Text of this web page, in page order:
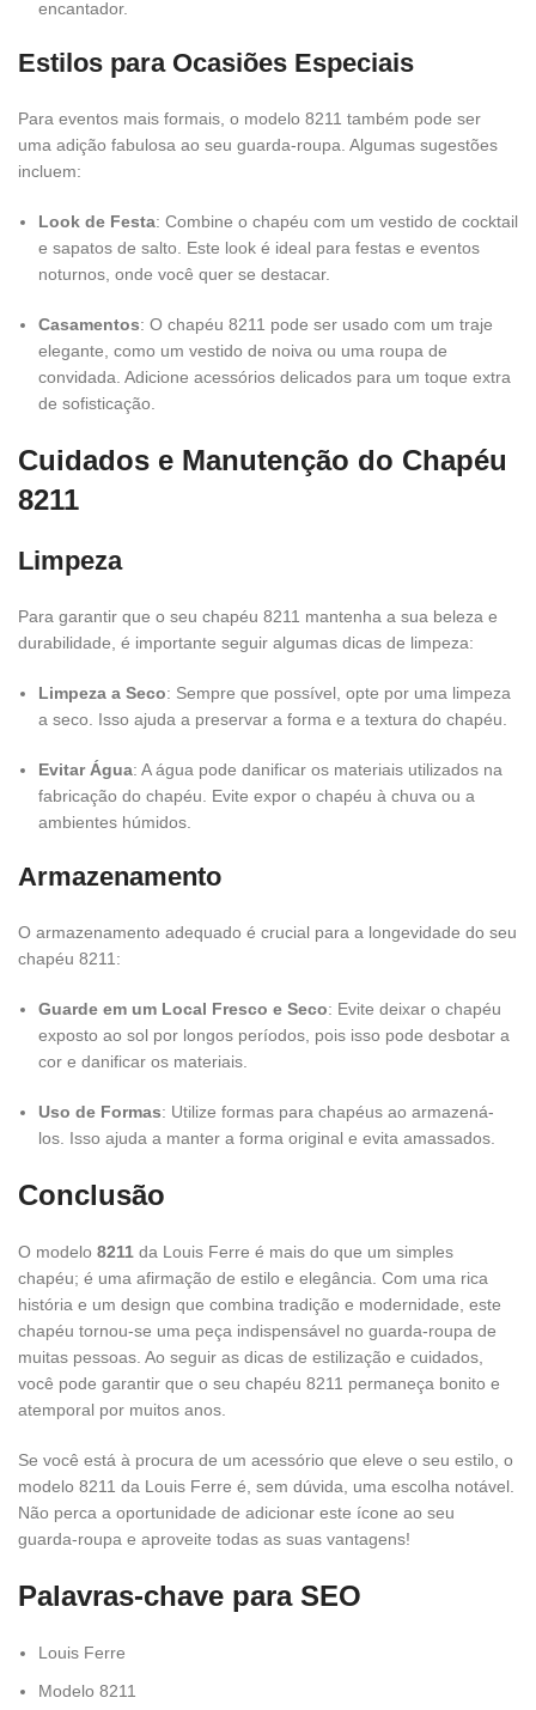
encantador.
Estilos para Ocasiões Especiais
Para eventos mais formais, o modelo 8211 também pode ser
uma adição fabulosa ao seu guarda-roupa. Algumas sugestões
incluem:
Look de Festa: Combine o chapéu com um vestido de cocktail
e sapatos de salto. Este look é ideal para festas e eventos
noturnos, onde você quer se destacar.
Casamentos: O chapéu 8211 pode ser usado com um traje
elegante, como um vestido de noiva ou uma roupa de
convidada. Adicione acessórios delicados para um toque extra
de sofisticação.
Cuidados e Manutenção do Chapéu
8211
Limpeza
Para garantir que o seu chapéu 8211 mantenha a sua beleza e
durabilidade, é importante seguir algumas dicas de limpeza:
Limpeza a Seco: Sempre que possível, opte por uma limpeza
a seco. Isso ajuda a preservar a forma e a textura do chapéu.
Evitar Água: A água pode danificar os materiais utilizados na
fabricação do chapéu. Evite expor o chapéu à chuva ou a
ambientes húmidos.
Armazenamento
O armazenamento adequado é crucial para a longevidade do seu
chapéu 8211:
Guarde em um Local Fresco e Seco: Evite deixar o chapéu
exposto ao sol por longos períodos, pois isso pode desbotar a
cor e danificar os materiais.
Uso de Formas: Utilize formas para chapéus ao armazená-
los. Isso ajuda a manter a forma original e evita amassados.
Conclusão
O modelo 8211 da Louis Ferre é mais do que um simples
chapéu; é uma afirmação de estilo e elegância. Com uma rica
história e um design que combina tradição e modernidade, este
chapéu tornou-se uma peça indispensável no guarda-roupa de
muitas pessoas. Ao seguir as dicas de estilização e cuidados,
você pode garantir que o seu chapéu 8211 permaneça bonito e
atemporal por muitos anos.
Se você está à procura de um acessório que eleve o seu estilo, o
modelo 8211 da Louis Ferre é, sem dúvida, uma escolha notável.
Não perca a oportunidade de adicionar este ícone ao seu
guarda-roupa e aproveite todas as suas vantagens!
Palavras-chave para SEO
Louis Ferre
Modelo 8211